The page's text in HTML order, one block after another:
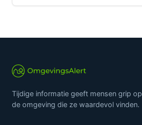
Tijdige informatie geeft mensen grip op
de omgeving die ze waardevol vinden.